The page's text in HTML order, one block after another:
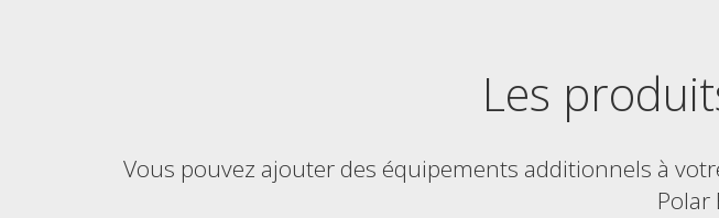
Les
Vous pouvez ajouter des équipements additionnels à
Polar